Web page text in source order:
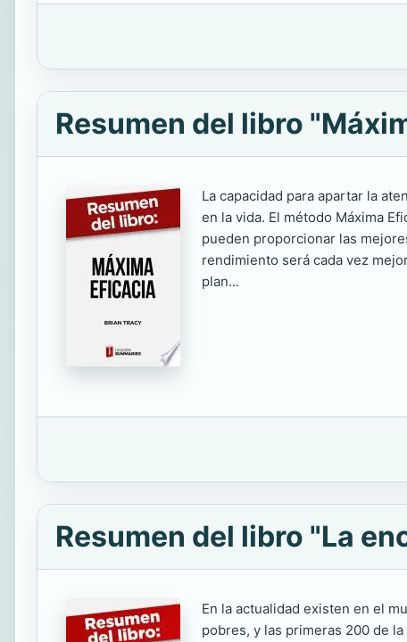
Resumen del libro
La capacidad para apartar la
en la vida. El método Máxima
pueden proporcionar las
rendimiento será cada vez
plan...
Resumen del libro "La
En la actualidad existen en el
pobres, y las primeras 200 de